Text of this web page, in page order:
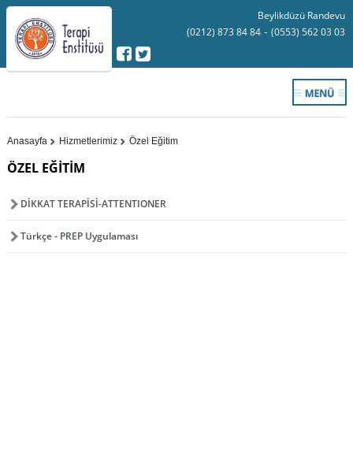
Beylikdüzü Randevu
(0212) 873 84 84 - (0553) 562 03 03
Anasayfa Hizmetlerimiz Özel Eğitim
ÖZEL EĞİTİM
DİKKAT TERAPİSİ-ATTENTIONER
Türkçe - PREP Uygulaması